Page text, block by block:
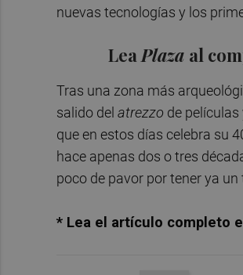
nuevas tecnologías y los
Lea Plaza al
Tras una zona más
salido del atrezzo de
que en estos días celebra su
hace apenas dos o tres
poco de pavor por tener ya
* Lea el artículo completo